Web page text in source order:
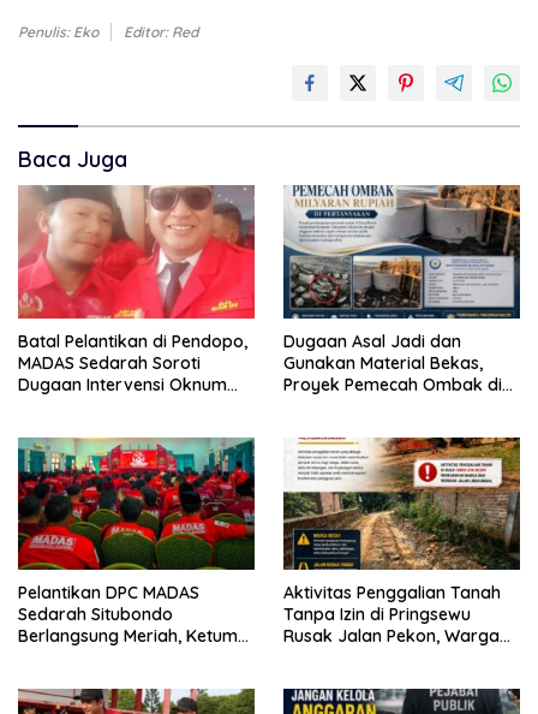
Penulis: Eko Editor: Red
Baca Juga
Batal Pelantikan di Pendopo,
MADAS Sedarah Soroti
Dugaan Intervensi Oknum
Dugaan Asal Jadi dan
Gunakan Material Bekas,
Proyek Pemecah Ombak di
Pelantikan DPC MADAS
Sedarah Situbondo
Berlangsung Meriah, Ketum
Masyarakat
Aktivitas Penggalian Tanah
Tanpa Izin di Pringsewu
Rusak Jalan Pekon, Warga